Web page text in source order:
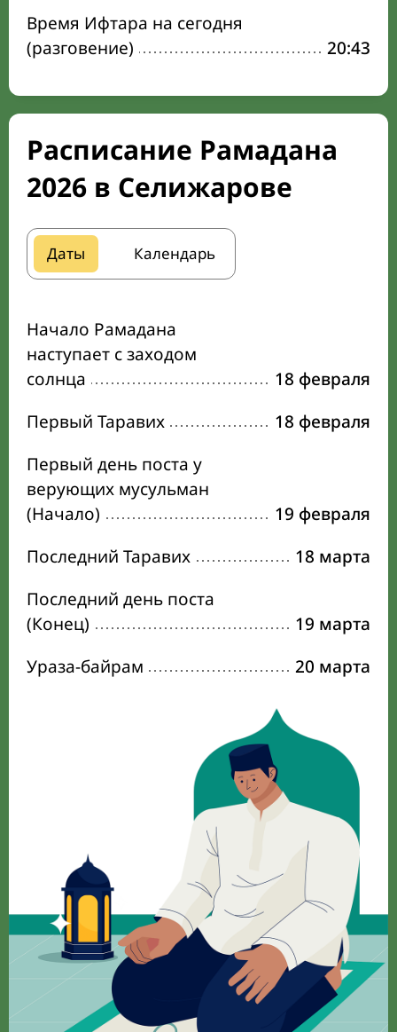
Время Ифтара на сегодня
(разговение)
20:43
Расписание Рамадана
2026 в Селижарове
Даты Календарь
Начало Рамадана
наступает с заходом
солнца
18 февраля
Первый Таравих
18 февраля
Первый день поста у
верующих мусульман
(Начало)
19 февраля
Последний Таравих
18 марта
Последний день поста
(Конец)
19 марта
Ураза-байрам
20 марта